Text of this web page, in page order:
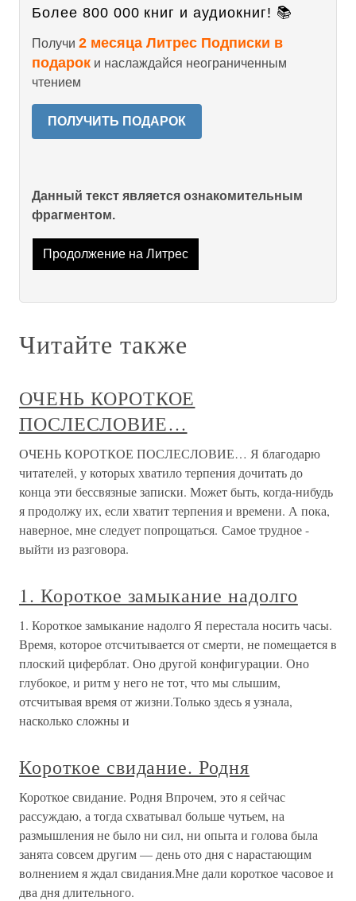
Более 800 000 книг и аудиокниг! 📚
Получи 2 месяца Литрес Подписки в
подарок и наслаждайся неограниченным
чтением
ПОЛУЧИТЬ ПОДАРОК
Данный текст является ознакомительным
фрагментом.
Продолжение на Литрес
Читайте также
ОЧЕНЬ КОРОТКОЕ
ПОСЛЕСЛОВИЕ…
ОЧЕНЬ КОРОТКОЕ ПОСЛЕСЛОВИЕ… Я благодарю
читателей, у которых хватило терпения дочитать до
конца эти бессвязные записки. Может быть, когда-нибудь
я продолжу их, если хватит терпения и времени. А пока,
наверное, мне следует попрощаться. Самое трудное -
выйти из разговора.
1. Короткое замыкание надолго
1. Короткое замыкание надолго Я перестала носить часы.
Время, которое отсчитывается от смерти, не помещается в
плоский циферблат. Оно другой конфигурации. Оно
глубокое, и ритм у него не тот, что мы слышим,
отсчитывая время от жизни.Только здесь я узнала,
насколько сложны и
Короткое свидание. Родня
Короткое свидание. Родня Впрочем, это я сейчас
рассуждаю, а тогда схватывал больше чутьем, на
размышления не было ни сил, ни опыта и голова была
занята совсем другим — день ото дня с нарастающим
волнением я ждал свидания.Мне дали короткое часовое и
два дня длительного.